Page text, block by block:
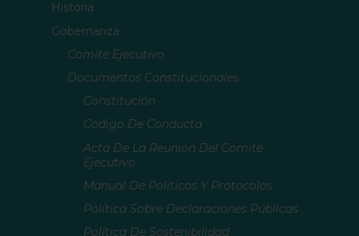
Historia
Gobernanza
Comité Ejecutivo
Documentos Constitucionales
Constitución
Código De Conducta
Acta De La Reunión Del Comité
Ejecutivo
Manual De Políticas Y Protocolos
Política Sobre Declaraciones Públicas
Política De Sostenibilidad